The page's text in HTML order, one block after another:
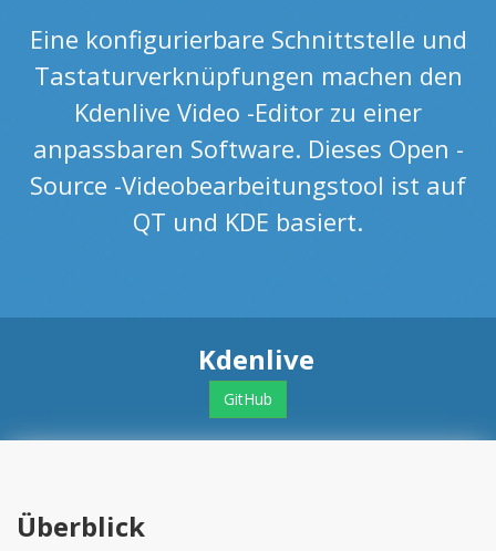
Eine konfigurierbare Schnittstelle und
Tastaturverknüpfungen machen den
Kdenlive Video -Editor zu einer
anpassbaren Software. Dieses Open -
Source -Videobearbeitungstool ist auf
QT und KDE basiert.
Kdenlive
GitHub
Überblick